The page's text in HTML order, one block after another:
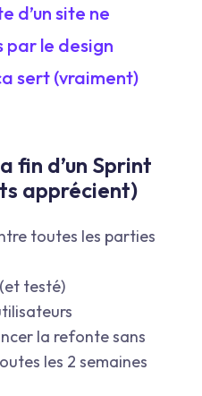
d’un site ne
par le design
sert (vraiment)
fin d’un Sprint
apprécient)
toutes les parties
testé)
la refonte sans
les 2 semaines